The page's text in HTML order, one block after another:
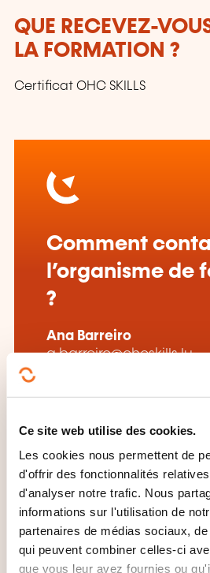
Ce site web utilise des cookies.
Les cookies nous permettent de
d'offrir des fonctionnalités
d'analyser notre trafic. Nous
informations sur l'utilisation de
partenaires de médias sociaux,
qui peuvent combiner celles-ci
que vous leur avez fournies ou
QUE RECEVEZ-
LA FORMATION ?
Certificat OHC SKILLS
Comment
l’organisme de
?
Ana Barreiro
a.barreiro@ohcskills.lu
formation: OHC SKILLS
CES FORMATIONS